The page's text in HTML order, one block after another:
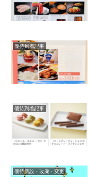
優待到着記事
優待到着記事
優待新設・改廃・変更